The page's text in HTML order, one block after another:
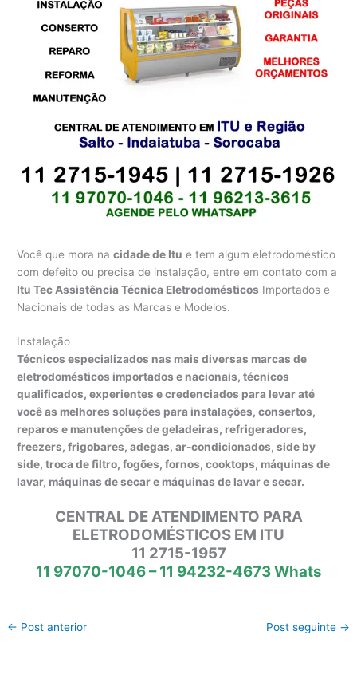
Você que mora nacidade de Itu e tem algum eletrodoméstico
com defeito ou precisa de instalação, entre em contato com a
Itu Tec Assistência Técnica Eletrodomésticos Importados e
Nacionais de todas as Marcas e Modelos.
Instalação
Técnicos especializados nas mais diversas marcas de
eletrodomésticos importados e nacionais, técnicos
qualificados, experientes e credenciados para levar até
você as melhores soluções para instalações, consertos,
reparos e manutenções de geladeiras, refrigeradores,
freezers, frigobares, adegas, ar-condicionados, side by
side, troca de filtro, fogões, fornos, cooktops, máquinas de
lavar, máquinas de secar e máquinas de lavar e secar.
CENTRAL DE ATENDIMENTO PARA
ELETRODOMÉSTICOS EM ITU
11 2715-1957
11 97070-1046 – 11 94232-4673 Whats
← Post anterior Post seguinte →